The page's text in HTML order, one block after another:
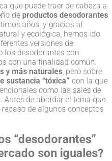
que puede traer de cabeza a
de productos desodorantes
años, y gracias al
y ecológica, hemos ido
versiones de
los desodorantes con
con una finalidad común:
y más naturales , pero sobre
sustancia “tóxica” con la que
como las sales de
de abordar el tema que
de algunos conceptos
“desodorantes”
son iguales?